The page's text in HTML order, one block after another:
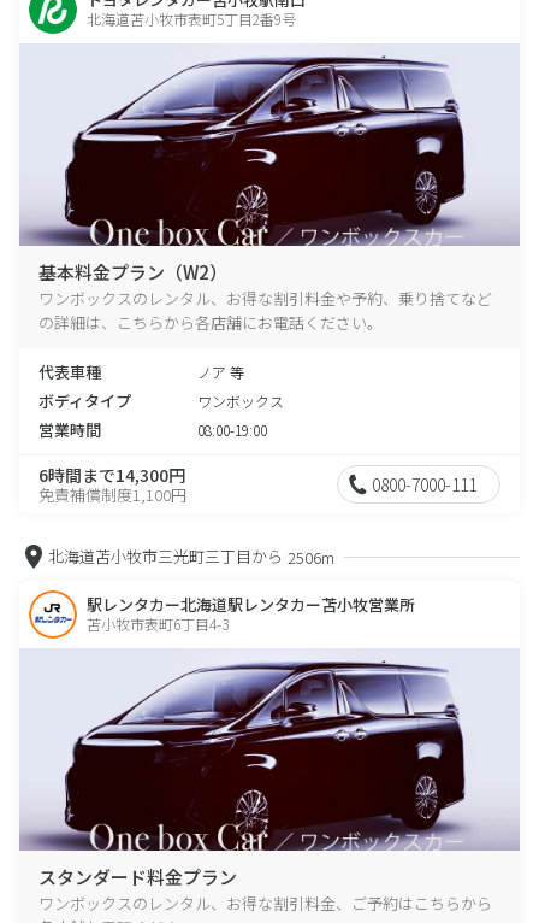
北海道苫小牧市表町5丁目2番9号
基本料金プラン（W2）
ワンボックスのレンタル、お得な割引料金や予約、乗り捨てなど
の詳細は、こちらから各店舗にお電話ください。
代表車種 ノア 等
ボディタイプ ワンボックス
営業時間 08:00-19:00
6時間まで14,300円
免責補償制度1,100円 0800-7000-111
北海道苫小牧市三光町三丁目から 2506m
駅レンタカー北海道駅レンタカー苫小牧営業所
苫小牧市表町6丁目4-3
スタンダード料金プラン
ワンボックスのレンタル、お得な割引料金、ご予約はこちらから